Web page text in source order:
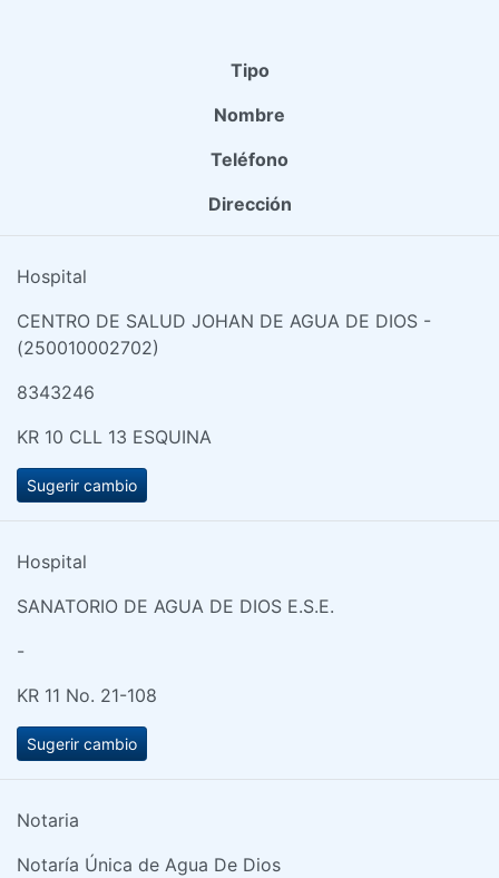
Tipo
Nombre
Teléfono
Dirección
Hospital
CENTRO DE SALUD JOHAN DE AGUA DE DIOS -
(250010002702)
8343246
KR 10 CLL 13 ESQUINA
Sugerir cambio
Hospital
SANATORIO DE AGUA DE DIOS E.S.E.
-
KR 11 No. 21-108
Sugerir cambio
Notaria
Notaría Única de Agua De Dios